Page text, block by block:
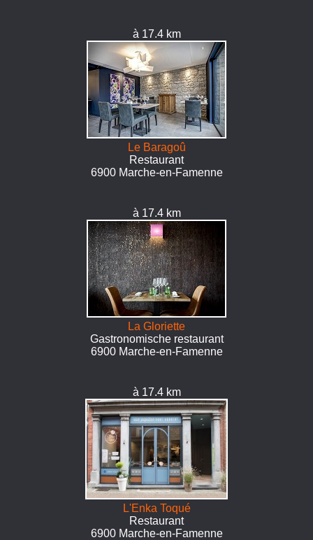
à 17.4 km
Le Baragoû
Restaurant
6900 Marche-en-Famenne
à 17.4 km
La Gloriette
Gastronomische restaurant
6900 Marche-en-Famenne
à 17.4 km
L'Enka Toqué
Restaurant
6900 Marche-en-Famenne